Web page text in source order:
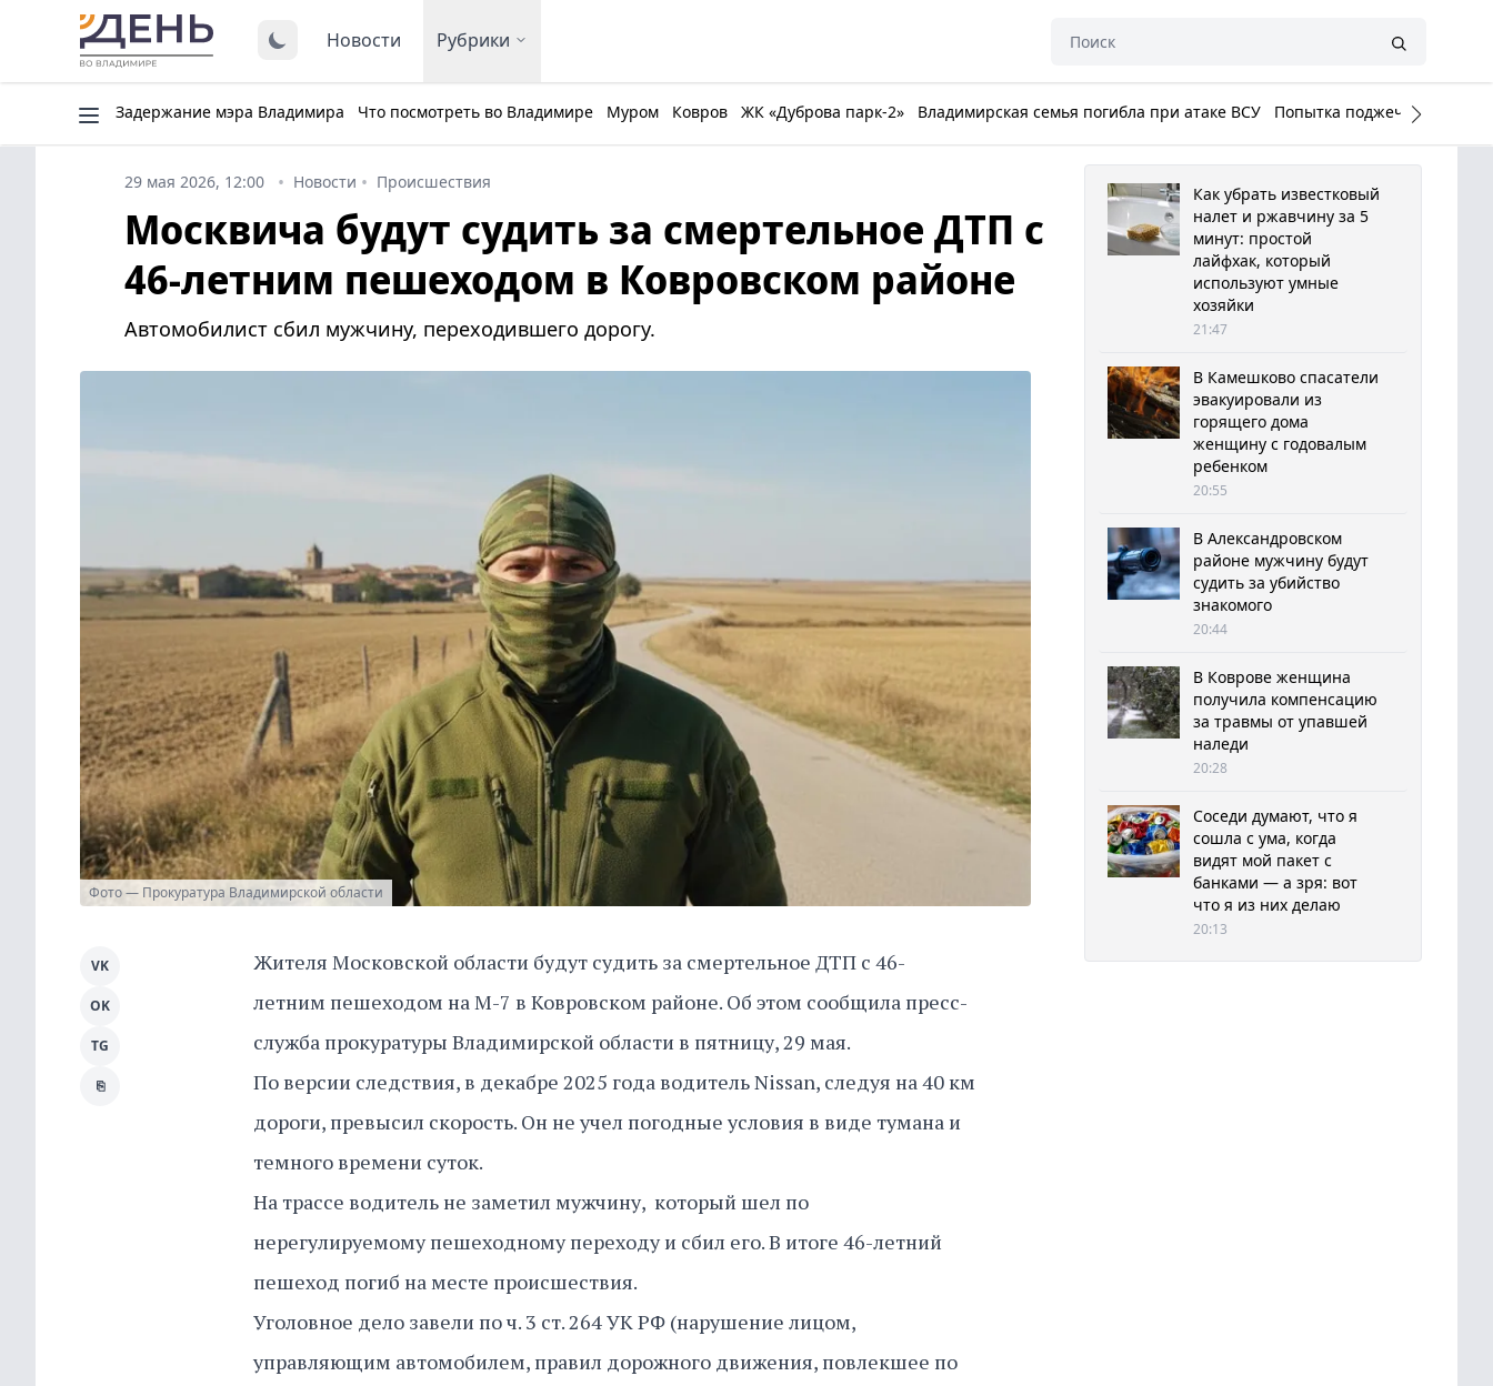
Новости Рубрики
Задержание мэра Владимира Что посмотреть во Владимире Муром Ковров ЖК «Дуброва парк-2» Владимирская семья погибла при атаке ВСУ Попытка поджечь Белый
29 мая 2026, 12:00 Новости Происшествия
Москвича будут судить за смертельное ДТП с
46-летним пешеходом в Ковровском районе
Автомобилист сбил мужчину, переходившего дорогу.
Фото — Прокуратура Владимирской области
Жителя Московской области будут судить за смертельное ДТП с 46-
летним пешеходом на М-7 в Ковровском районе. Об этом сообщила пресс-
служба прокуратуры Владимирской области в пятницу, 29 мая.
По версии следствия, в декабре 2025 года водитель Nissan, следуя на 40 км
дороги, превысил скорость. Он не учел погодные условия в виде тумана и
темного времени суток.
На трассе водитель не заметил мужчину, который шел по
нерегулируемому пешеходному переходу и сбил его. В итоге 46-летний
пешеход погиб на месте происшествия.
Уголовное дело завели по ч. 3 ст. 264 УК РФ (нарушение лицом,
управляющим автомобилем, правил дорожного движения, повлекшее по
VK
OK
TG
⎘
Как убрать известковый
налет и ржавчину за 5
минут: простой
лайфхак, который
используют умные
хозяйки
21:47
В Камешково спасатели
эвакуировали из
горящего дома
женщину с годовалым
ребенком
20:55
В Александровском
районе мужчину будут
судить за убийство
знакомого
20:44
В Коврове женщина
получила компенсацию
за травмы от упавшей
наледи
20:28
Соседи думают, что я
сошла с ума, когда
видят мой пакет с
банками — а зря: вот
что я из них делаю
20:13